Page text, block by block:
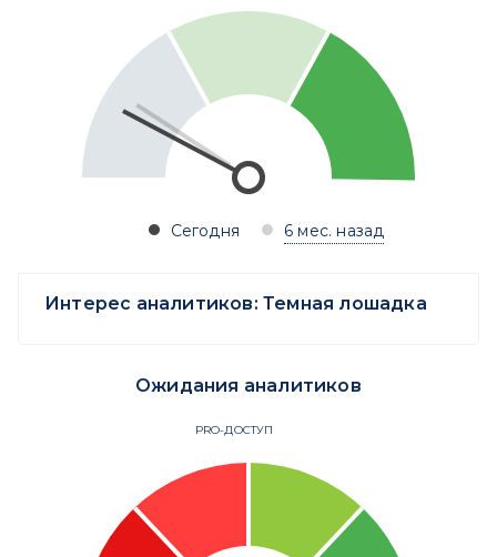
Сегодня 6 мес. назад
Интерес аналитиков: Темная лошадка
Ожидания аналитиков
PRO-ДОСТУП